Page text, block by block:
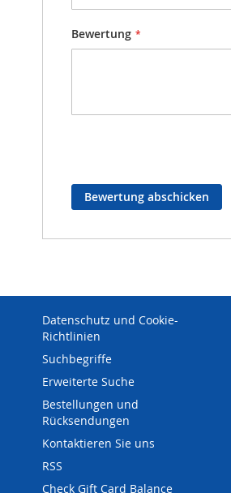
Bewertung
Bewertung abschicken
Datenschutz und Cookie-
Richtlinien
Suchbegriffe
Erweiterte Suche
Bestellungen und
Rücksendungen
Kontaktieren Sie uns
RSS
Check Gift Card Balance